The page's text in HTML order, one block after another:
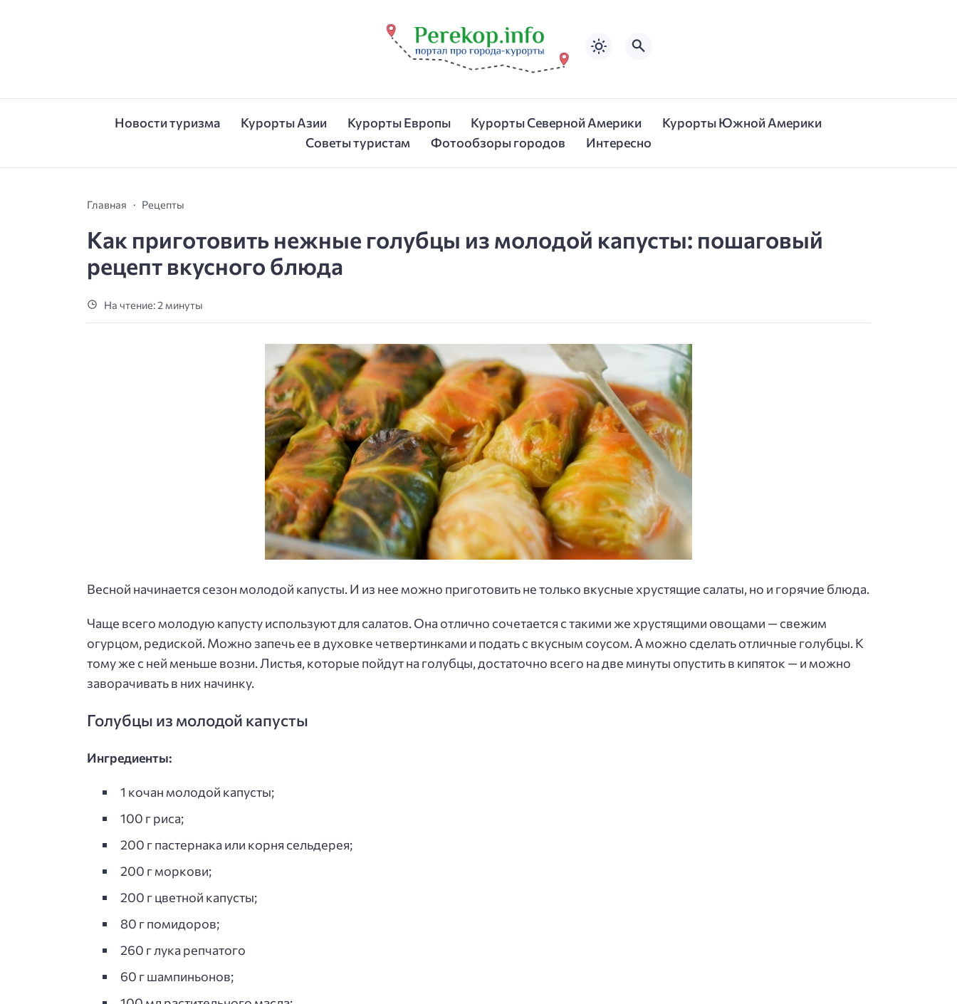
Новости туризма Курорты Азии Курорты Европы Курорты Северной Америки
Курорты Южной Америки
Советы туристам
Фотообзоры городов Интересно
Главная Рецепты
Как приготовить нежные голубцы из молодой капусты: пошаговый
рецепт вкусного блюда
На чтение: 2 минуты
Весной начинается сезон молодой капусты. И из нее можно приготовить не только вкусные хрустящие салаты, но и горячие блюда.
Чаще всего молодую капусту используют для салатов. Она отлично сочетается с такими же хрустящими овощами — свежим
огурцом, редиской. Можно запечь ее в духовке четвертинками и подать с вкусным соусом. А можно сделать отличные голубцы. К
тому же с ней меньше возни. Листья, которые пойдут на голубцы, достаточно всего на две минуты опустить в кипяток — и можно
заворачивать в них начинку.
Голубцы из молодой капусты
Ингредиенты:
1 кочан молодой капусты;
100 г риса;
200 г пастернака или корня сельдерея;
200 г моркови;
200 г цветной капусты;
80 г помидоров;
260 г лука репчатого
60 г шампиньонов;